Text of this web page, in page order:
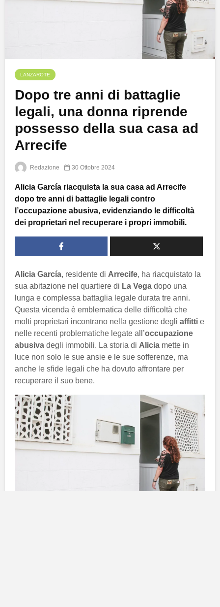
LANZAROTE
Dopo tre anni di battaglie
legali, una donna riprende
possesso della sua casa ad
Arrecife
Redazione 30 Ottobre 2024
Alicia García riacquista la sua casa ad Arrecife
dopo tre anni di battaglie legali contro
l’occupazione abusiva, evidenziando le difficoltà
dei proprietari nel recuperare i propri immobili.
Alicia García, residente di Arrecife, ha riacquistato la
sua abitazione nel quartiere di La Vega dopo una
lunga e complessa battaglia legale durata tre anni.
Questa vicenda è emblematica delle difficoltà che
molti proprietari incontrano nella gestione degli affitti e
nelle recenti problematiche legate all’occupazione
abusiva degli immobili. La storia di Alicia mette in
luce non solo le sue ansie e le sue sofferenze, ma
anche le sfide legali che ha dovuto affrontare per
recuperare il suo bene.